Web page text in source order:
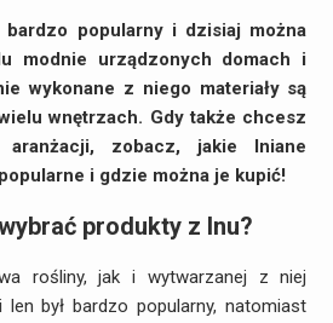
popularny i dzisiaj można
modnie urządzonych domach i
wykonane z niego materiały są
wnętrzach. Gdy także chcesz
zobacz, jakie lniane
i gdzie można je kupić!
produkty z lnu?
rośliny, jak i wytwarzanej z niej
len był bardzo popularny, natomiast